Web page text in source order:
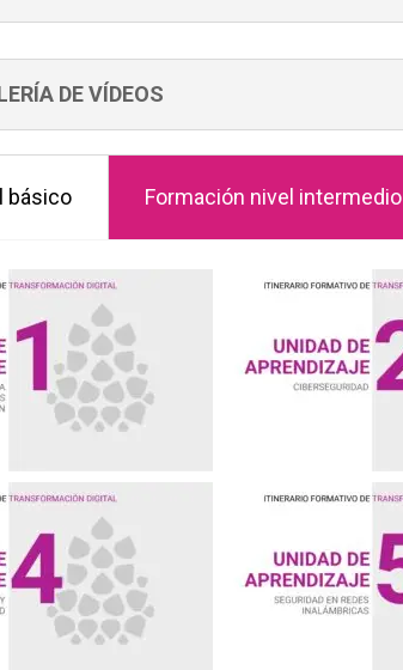
DE VÍDEOS
básico Formación nivel intermedio